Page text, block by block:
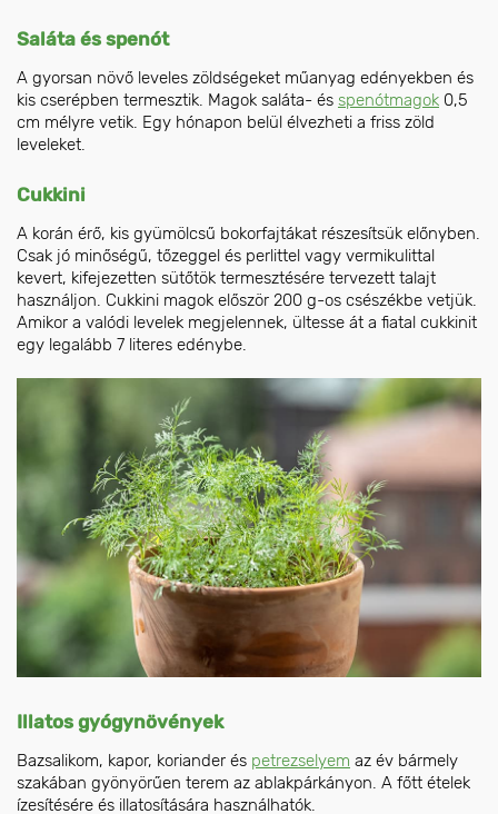
Saláta és spenót
A gyorsan növő leveles zöldségeket műanyag edényekben és
kis cserépben termesztik. Magok saláta- és spenótmagok 0,5
cm mélyre vetik. Egy hónapon belül élvezheti a friss zöld
leveleket.
Cukkini
A korán érő, kis gyümölcsű bokorfajtákat részesítsük előnyben.
Csak jó minőségű, tőzeggel és perlittel vagy vermikulittal
kevert, kifejezetten sütőtök termesztésére tervezett talajt
használjon. Cukkini magok először 200 g-os csészékbe vetjük.
Amikor a valódi levelek megjelennek, ültesse át a fiatal cukkinit
egy legalább 7 literes edénybe.
Illatos gyógynövények
Bazsalikom, kapor, koriander és petrezselyem az év bármely
szakában gyönyörűen terem az ablakpárkányon. A főtt ételek
ízesítésére és illatosítására használhatók.